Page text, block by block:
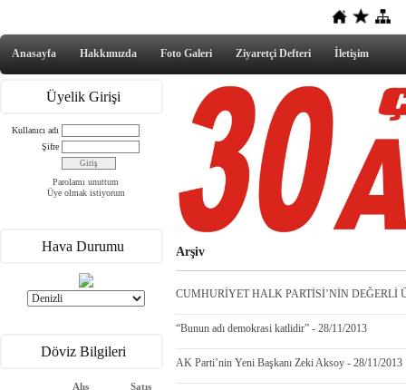
Anasayfa Hakkımızda Foto Galeri Ziyaretçi Defteri İletişim
Üyelik Girişi
Kullanıcı adı
Şifre
Parolamı unuttum
Üye olmak istiyorum
Hava Durumu
Döviz Bilgileri
Alış
Satış
Arşiv
CUMHURİYET HALK PARTİSİ’NİN DEĞERLİ
“Bunun adı demokrasi katlidir” - 28/11/2013
AK Parti’nin Yeni Başkanı Zeki Aksoy - 28/11/2013